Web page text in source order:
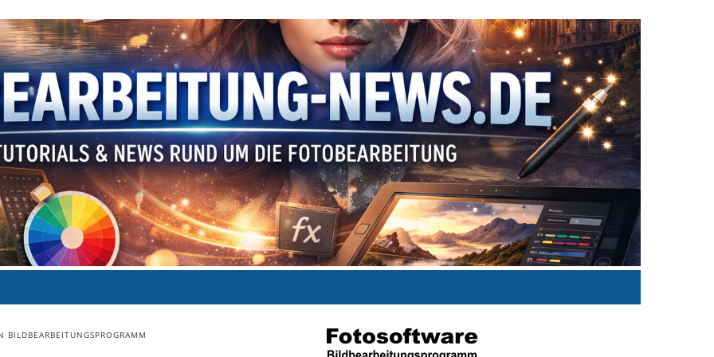
BILDBEARBEITUNGSPROGRAMM